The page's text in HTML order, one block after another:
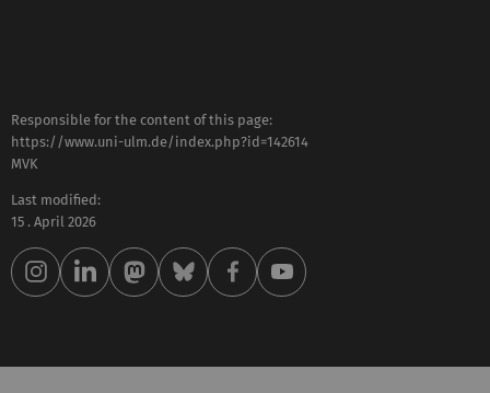
Responsible for the content of this page:
https://www.uni-ulm.de/index.php?id=142614
MVK
Last modified:
15 . April 2026